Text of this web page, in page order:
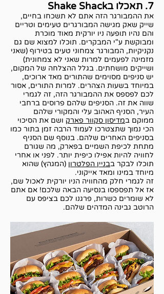
7. תאכלו בShake Shack
את ההמבורגר הזה אתם לא תשכחו בחיים,
שייק שאק מגישה המבורגרים טעימים וטריים
והם נהיו תופעה ניו יורקית מאוד מוכרת
ומבוקשת ע"י המבקרים. תוכלו למצוא שם גם
נקניקיות, המבורגר צמחוני טעים בטירוף (שאני
מזמינה לפעמים למרות שאני לא צמחונית)
ושייקים מושחתים. בגלל ההצלחה של המקום,
יש סניפים מסוימים שהתורים מאד ארוכים,
במיוחד בשעות הצהרים. למרות התורים, אסור
לכם לפספס את ההמבורגר הזה, זה לגמרי
שווה את זה. הסניפים שלהם פרוסים ברחבי
העיר, הסניף האהוב עלי והמקורי שלהם
ממוקם במדיסון סקוור פארק ושם את הסיכוי
הכי נמוך שתצטרכו לעמוד הרבה זמן בתור כמו
בסניפים האחרים שלהם. בנוסף שם הסניף
מתחת לכיפת השמיים בפארק, מה שגורם
לחוויה להיות אפילו כיפית יותר. לפני או אחרי
תוכלו לבקר בבניין הפלטרון (המגהץ) שהוא
מיוחד במינו ומאד אייקוני.
זה לגמרי חלק מהחוויה הניו יורקית לאכול שם,
אז אל תפספסו בנסיעה הבאה שלכם! אם אתם
לא שומרים כשרות, פרגנו לכם בציפס עם
הרוטב גבינה המדהים שלהם.